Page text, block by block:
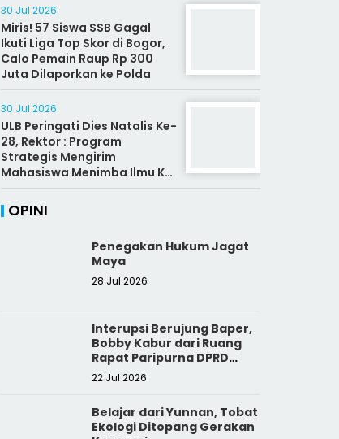
30 Jul 2026
Miris! 57 Siswa SSB Gagal
Ikuti Liga Top Skor di Bogor,
Calo Pemain Raup Rp 300
Juta Dilaporkan ke Polda
30 Jul 2026
ULB Peringati Dies Natalis Ke-
28, Rektor : Program
Strategis Mengirim
Mahasiswa Menimba Ilmu Ke
Malaysia
OPINI
Penegakan Hukum Jagat
Maya
28 Jul 2026
Interupsi Berujung Baper,
Bobby Kabur dari Ruang
Rapat Paripurna DPRD
Sumut
22 Jul 2026
Belajar dari Yunnan, Tobat
Ekologi Ditopang Gerakan